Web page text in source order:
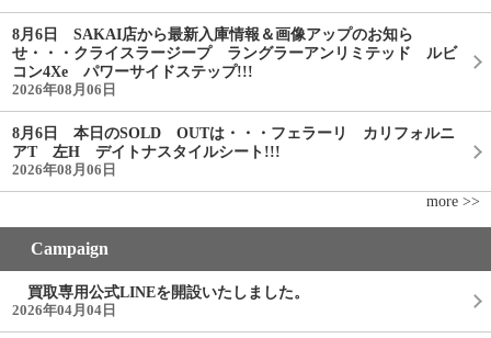
8月6日 SAKAI店から最新入庫情報＆画像アップのお知ら
せ・・・クライスラージープ ラングラーアンリミテッド ルビ
コン4Xe パワーサイドステップ!!!
2026年08月06日
8月6日 本日のSOLD OUTは・・・フェラーリ カリフォルニ
アT 左H デイトナスタイルシート!!!
2026年08月06日
more >>
Campaign
買取専用公式LINEを開設いたしました。
2026年04月04日